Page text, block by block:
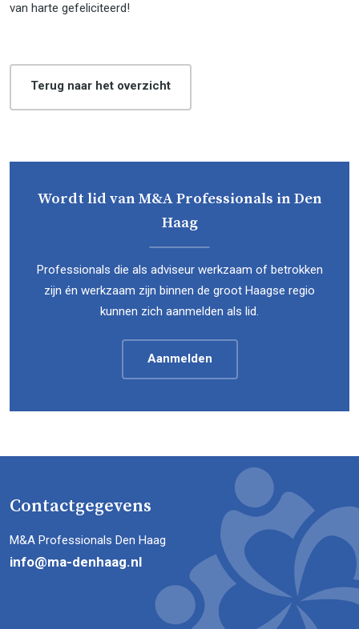
van harte gefeliciteerd!
Terug naar het overzicht
Wordt lid van M&A Professionals in Den
Haag
Professionals die als adviseur werkzaam of betrokken
zijn én werkzaam zijn binnen de groot Haagse regio
kunnen zich aanmelden als lid.
Aanmelden
Contactgegevens
M&A Professionals Den Haag
info@ma-denhaag.nl